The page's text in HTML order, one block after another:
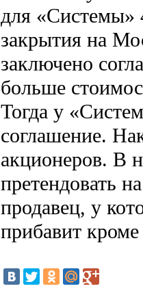
для «Системы»
закрытия на
заключено
больше
Тогда у
соглашение.
акционеров. В
претендовать
продавец, у
прибавит